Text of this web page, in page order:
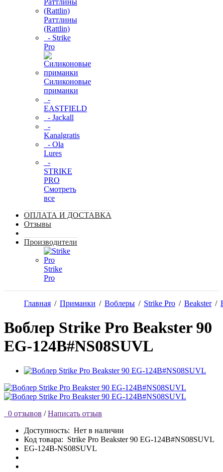
Раттлины
(Rattlin)
- Strike
Pro
Силиконовые
приманки
-
EASTFIELD
- Jackall
-
Kanalgratis
- Ola
Lures
-
STRIKE
PRO
Смотреть
все
ОПЛАТА И ДОСТАВКА
Отзывы
Производители
Strike
Pro
Главная / Приманки / Воблеры / Strike Pro / Beakster /
Воблер Strike Pro Beakster 90
EG-124B#NS08SUVL
0 отзывов / Написать отзыв
Доступность: Нет в наличии
Код товара: Strike Pro Beakster 90 EG-124B#NS08SUVL
EG-124B-NS08SUVL